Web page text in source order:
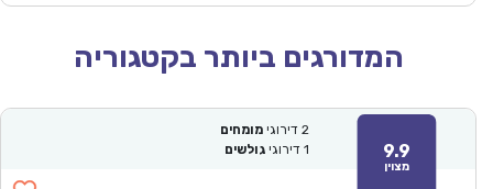
המדורגים ביותר בקטגוריה
9.9
מצוין
2 דירוגי מומחים
1 דירוגי גולשים